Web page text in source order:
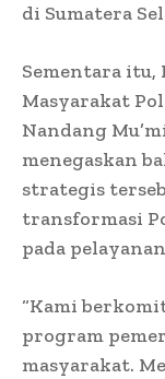
di Sumatera
Sementara itu,
Masyarakat
Nandang
menegaskan
strategis
transformasi
pada
“Kami
program
masyarakat.